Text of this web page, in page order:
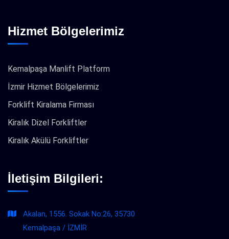
Hizmet Bölgelerimiz
Kemalpaşa Manlift Platform
İzmir Hizmet Bölgelerimiz
Forklift Kiralama Firması
Kiralık Dizel Forkliftler
Kiralık Akülü Forkliftler
İletişim Bilgileri:
Akalan, 1556. Sokak No:26, 35730
Kemalpaşa / İZMİR